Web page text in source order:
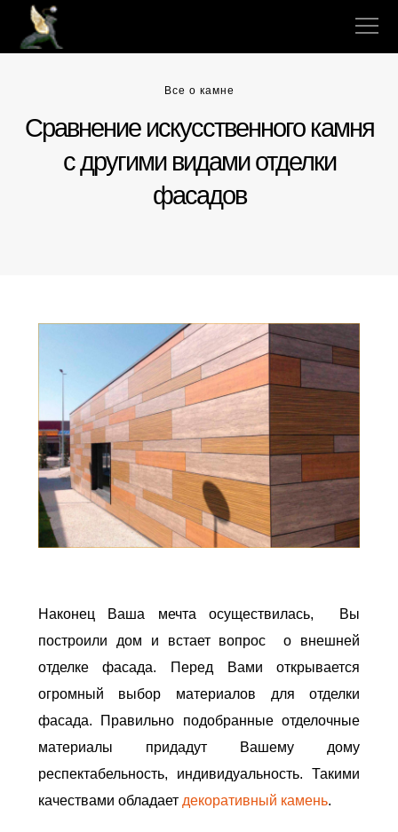
Все о камне
Сравнение искусственного камня
с другими видами отделки
фасадов
Наконец Ваша мечта осуществилась, Вы
построили дом и встает вопрос о внешней
отделке фасада. Перед Вами открывается
огромный выбор материалов для отделки
фасада. Правильно подобранные отделочные
материалы придадут Вашему дому
респектабельность, индивидуальность. Такими
качествами обладает декоративный камень.